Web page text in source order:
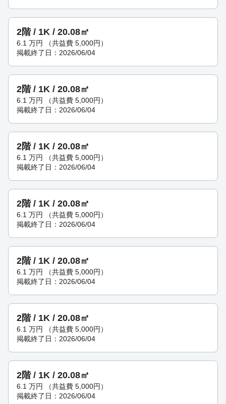
2階 / 1K / 20.08㎡
6.1 万円 （共益費 5,000円）
掲載終了日：2026/06/04
2階 / 1K / 20.08㎡
6.1 万円 （共益費 5,000円）
掲載終了日：2026/06/04
2階 / 1K / 20.08㎡
6.1 万円 （共益費 5,000円）
掲載終了日：2026/06/04
2階 / 1K / 20.08㎡
6.1 万円 （共益費 5,000円）
掲載終了日：2026/06/04
2階 / 1K / 20.08㎡
6.1 万円 （共益費 5,000円）
掲載終了日：2026/06/04
2階 / 1K / 20.08㎡
6.1 万円 （共益費 5,000円）
掲載終了日：2026/06/04
2階 / 1K / 20.08㎡
6.1 万円 （共益費 5,000円）
掲載終了日：2026/06/04